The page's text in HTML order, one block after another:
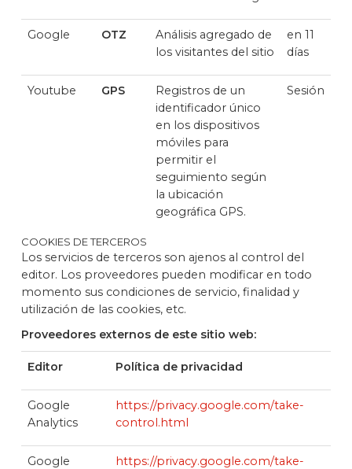
Google OTZ
Análisis agregado de
los visitantes del sitio
en 11
días
Youtube GPS
Registros de un
identificador único
en los dispositivos
móviles para
permitir el
seguimiento según
la ubicación
geográfica GPS.
Sesión
COOKIES DE TERCEROS
Los servicios de terceros son ajenos al control del
editor. Los proveedores pueden modificar en todo
momento sus condiciones de servicio, finalidad y
utilización de las cookies, etc.
Proveedores externos de este sitio web:
Editor Política de privacidad
Google
Analytics
https://privacy.google.com/take-
control.html
Google
https://privacy.google.com/take-